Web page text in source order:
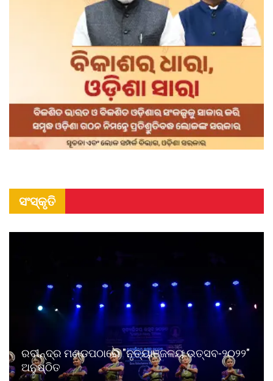
ସଂସ୍କୃତି
ରବୀନ୍ଦ୍ର ମଣ୍ଡପଠାରେ "ନୃତ୍ୟାଞ୍ଜଳୟ ଉତ୍ସବ-୨୦୨୨"
ଅନୁଷ୍ଠିତ